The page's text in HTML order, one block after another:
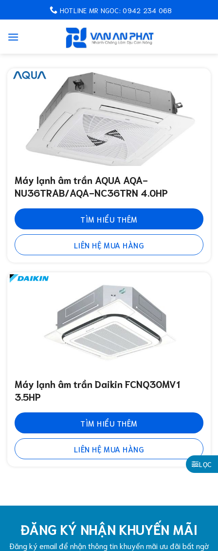
đến
dung
HOTLINE MR NGOC: 0942 234 068
LỌC
Máy lạnh âm trần AQUA AQA-
NU36TRAB/AQA-NC36TRN 4.0HP
TÌM HIỂU THÊM
LIÊN HỆ MUA HÀNG
Máy lạnh âm trần Daikin FCNQ30MV1
3.5HP
TÌM HIỂU THÊM
LIÊN HỆ MUA HÀNG
ĐĂNG KÝ NHẬN KHUYẾN MÃI
Đăng ký email để nhận thông tin khuyến mãi ưu đãi bất ngờ